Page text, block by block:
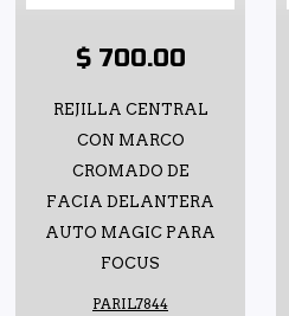
$ 700.00
REJILLA CENTRAL
CON MARCO
CROMADO DE
FACIA DELANTERA
AUTO MAGIC PARA
FOCUS
PARIL7844